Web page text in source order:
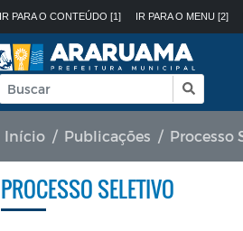
IR PARA O CONTEÚDO [1] IR PARA O MENU [2]
Início Publicações Processo
PROCESSO SELETIVO